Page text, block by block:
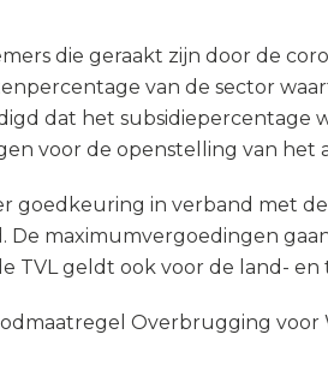
die geraakt zijn door de
van de sector
dat het subsidiepercentage
voor de openstelling van
goedkeuring in verband met
maximumvergoedingen
TVL geldt ook voor de land-
Overbrugging